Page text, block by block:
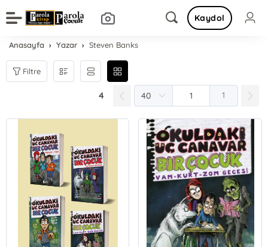
Kaydol
Anasayfa Yazar Steven Banks
Filtre
4 1